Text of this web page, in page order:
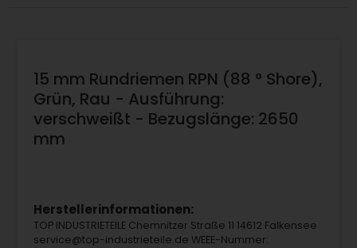
15 mm Rundriemen RPN (88 ° Shore),
Grün, Rau - Ausführung:
verschweißt - Bezugslänge: 2650
mm
Herstellerinformationen:
TOP INDUSTRIETEILE Chemnitzer Straße 11 14612 Falkensee
service@top-industrieteile.de WEEE-Nummer: